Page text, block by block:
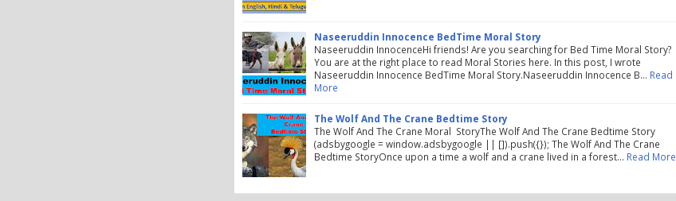
Naseeruddin Innocence BedTime Moral Story
Naseeruddin InnocenceHi friends! Are you searching for Bed Time Moral Story?
You are at the right place to read Moral Stories here. In this post, I wrote
Naseeruddin Innocence BedTime Moral Story.Naseeruddin Innocence B… Read
More
The Wolf And The Crane Bedtime Story
The Wolf And The Crane Moral StoryThe Wolf And The Crane Bedtime Story
(adsbygoogle = window.adsbygoogle || []).push({}); The Wolf And The Crane
Bedtime StoryOnce upon a time a wolf and a crane lived in a forest… Read More